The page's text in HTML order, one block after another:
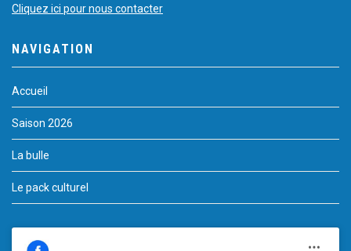
Cliquez ici pour nous contacter
NAVIGATION
Accueil
Saison 2026
La bulle
Le pack culturel